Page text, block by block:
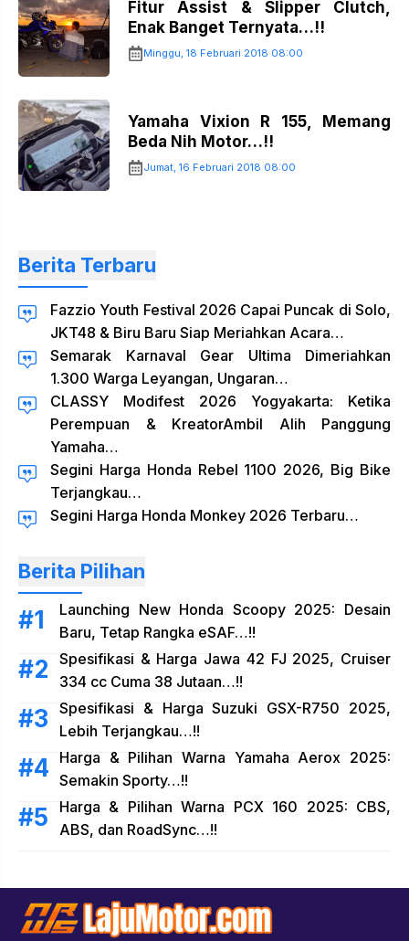
Fitur Assist & Slipper Clutch,
Enak Banget Ternyata…!!
Minggu, 18 Februari 2018 08:00
Yamaha Vixion R 155, Memang
Beda Nih Motor…!!
Jumat, 16 Februari 2018 08:00
Berita Terbaru
Fazzio Youth Festival 2026 Capai Puncak di Solo,
JKT48 & Biru Baru Siap Meriahkan Acara…
Semarak Karnaval Gear Ultima Dimeriahkan
1.300 Warga Leyangan, Ungaran…
CLASSY Modifest 2026 Yogyakarta: Ketika
Perempuan & KreatorAmbil Alih Panggung
Yamaha…
Segini Harga Honda Rebel 1100 2026, Big Bike
Terjangkau…
Segini Harga Honda Monkey 2026 Terbaru…
Berita Pilihan
Launching New Honda Scoopy 2025: Desain
Baru, Tetap Rangka eSAF…!!
Spesifikasi & Harga Jawa 42 FJ 2025, Cruiser
334 cc Cuma 38 Jutaan…!!
Spesifikasi & Harga Suzuki GSX-R750 2025,
Lebih Terjangkau…!!
Harga & Pilihan Warna Yamaha Aerox 2025:
Semakin Sporty…!!
Harga & Pilihan Warna PCX 160 2025: CBS,
ABS, dan RoadSync…!!